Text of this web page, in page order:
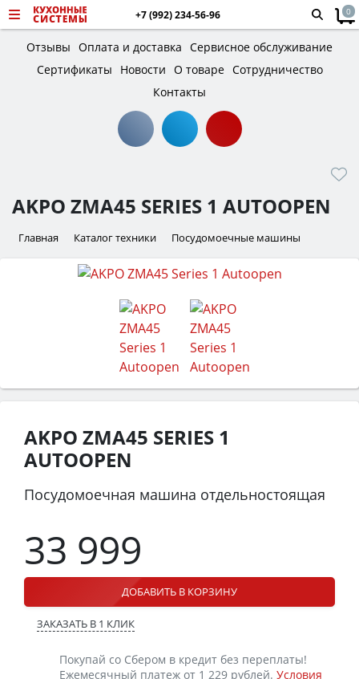
+7 (992) 234-56-96 0
Отзывы Оплата и доставка Сервисное обслуживание
Сертификаты
Новости О товаре Сотрудничество
Контакты
AKPO ZMA45 SERIES 1 AUTOOPEN
Главная Каталог техники Посудомоечные машины
AKPO ZMA45 SERIES 1
AUTOOPEN
Посудомоечная машина отдельностоящая
33 999
ДОБАВИТЬ В КОРЗИНУ
ЗАКАЗАТЬ В 1 КЛИК
Покупай со Сбером в кредит без переплаты!
Ежемесячный платеж от 1 229 рублей. Условия